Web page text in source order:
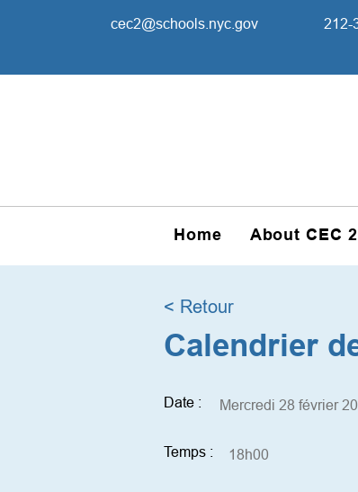
cec2@schools.nyc.gov 212-
Home About CEC 2
< Retour
Calendrier
Date : Mercredi 28 février
Temps : 18h00